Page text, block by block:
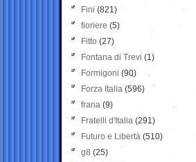
Fini (821)
fioriere (5)
Fitto (27)
Fontana di Trevi (1)
Formigoni (90)
Forza Italia (596)
frana (9)
Fratelli d'Italia (291)
Futuro e Libertà (510)
g8 (25)